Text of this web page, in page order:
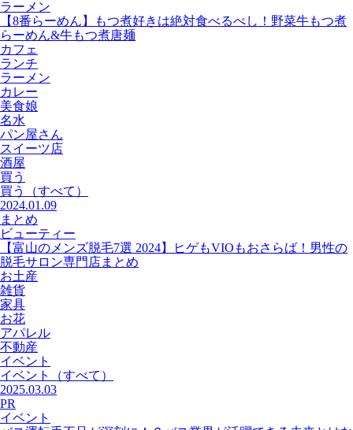
ラーメン
【8番らーめん】もつ煮好きは絶対食べるべし！野菜牛もつ煮
らーめん&牛もつ煮唐麺
カフェ
ランチ
ラーメン
カレー
美食娘
名水
パン屋さん
スイーツ店
酒屋
買う
買う
（すべて）
2024.01.09
まとめ
ビューティー
【富山のメンズ脱毛7選 2024】ヒゲもVIOもおさらば！男性の
脱毛サロン専門店まとめ
お土産
雑貨
家具
お花
アパレル
不動産
イベント
イベント
（すべて）
2025.03.03
PR
イベント